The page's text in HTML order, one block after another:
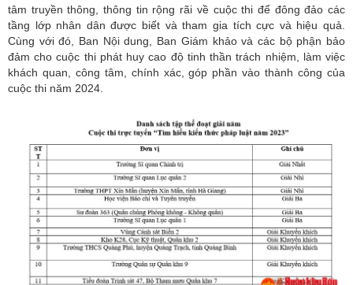
tâm truyền thông, thông tin rộng rãi về cuộc thi để đông đảo các
tầng lớp nhân dân được biết và tham gia tích cực và hiệu quả.
Cùng với đó, Ban Nội dung, Ban Giám khảo và các bộ phận bảo
đảm cho cuộc thi phát huy cao độ tinh thần trách nhiệm, làm việc
khách quan, công tâm, chính xác, góp phần vào thành công của
cuộc thi năm 2024.